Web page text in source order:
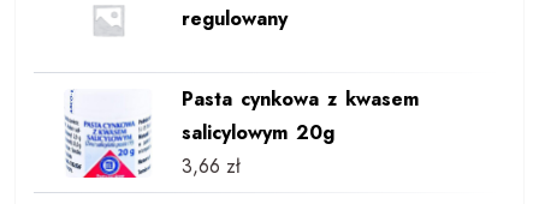
regulowany
Pasta cynkowa z kwasem
salicylowym 20g
3,66 zł